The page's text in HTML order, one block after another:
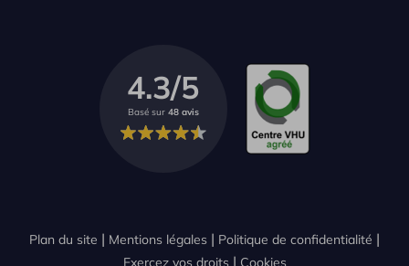
4.3/5
Basé sur 48 avis
Plan du site Mentions légales
Politique de confidentialité
Exercez vos droits
Cookies